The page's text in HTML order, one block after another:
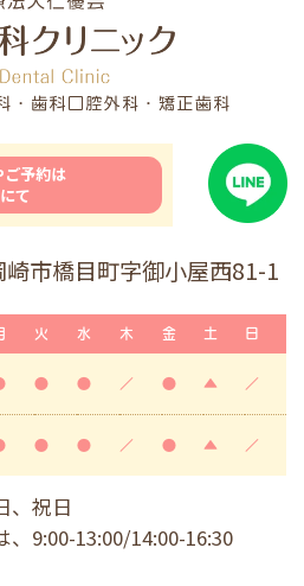
ご予約は
て
市橋目町字御小屋西81-1
火 水 木 金 土 日
● ● ／ ● ▲ ／
● ● ／ ● ▲ ／
、祝日
、9:00-13:00/14:00-16:30